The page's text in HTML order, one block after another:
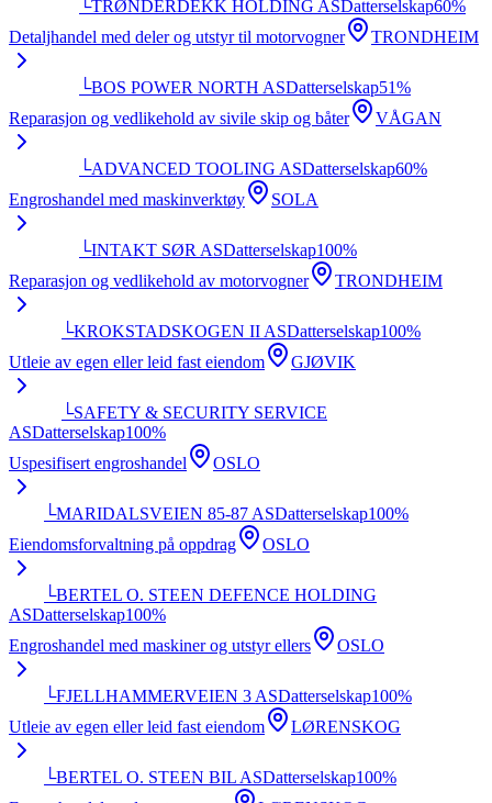
└TRØNDERDEKK HOLDING ASDatterselskap60%
Detaljhandel med deler og utstyr til motorvogner
TRONDHEIM
└BOS POWER NORTH ASDatterselskap51%
Reparasjon og vedlikehold av sivile skip og båter
VÅGAN
└ADVANCED TOOLING ASDatterselskap60%
Engroshandel med maskinverktøy
SOLA
└INTAKT SØR ASDatterselskap100%
Reparasjon og vedlikehold av motorvogner
TRONDHEIM
└KROKSTADSKOGEN II ASDatterselskap100%
Utleie av egen eller leid fast eiendom
GJØVIK
└SAFETY & SECURITY SERVICE
ASDatterselskap100%
Uspesifisert engroshandel
OSLO
└MARIDALSVEIEN 85-87 ASDatterselskap100%
Eiendomsforvaltning på oppdrag
OSLO
└BERTEL O. STEEN DEFENCE HOLDING
ASDatterselskap100%
Engroshandel med maskiner og utstyr ellers
OSLO
└FJELLHAMMERVEIEN 3 ASDatterselskap100%
Utleie av egen eller leid fast eiendom
LØRENSKOG
└BERTEL O. STEEN BIL ASDatterselskap100%